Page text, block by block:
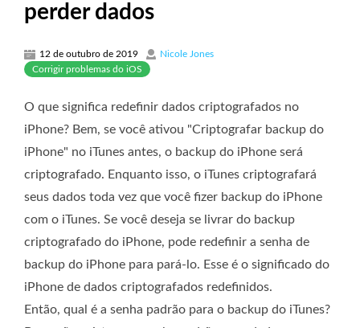
perder dados
12 de outubro de 2019
Nicole Jones
Corrigir problemas do iOS
O que significa redefinir dados criptografados no
iPhone? Bem, se você ativou "Criptografar backup do
iPhone" no iTunes antes, o backup do iPhone será
criptografado. Enquanto isso, o iTunes criptografará
seus dados toda vez que você fizer backup do iPhone
com o iTunes. Se você deseja se livrar do backup
criptografado do iPhone, pode redefinir a senha de
backup do iPhone para pará-lo. Esse é o significado do
iPhone de dados criptografados redefinidos.
Então, qual é a senha padrão para o backup do iTunes?